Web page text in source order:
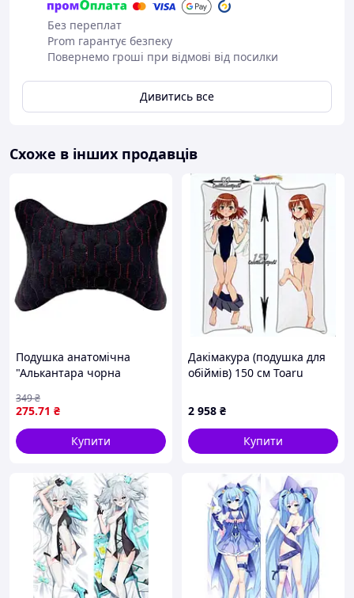
Без переплат
Prom гарантує безпеку
Повернемо гроші при відмові від посилки
Дивитись все
Схоже в інших продавців
Подушка анатомічна
"Алькантара чорна
275.71 ₴
349₴
Купити
Дакімакура (подушка для
обіймів) 150 см Toaru
Misaka
2 958 ₴
Купити